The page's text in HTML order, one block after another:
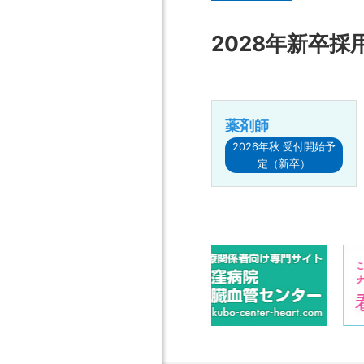
2028年新卒採
薬剤師
2026年秋 受付開始予
定（新卒）